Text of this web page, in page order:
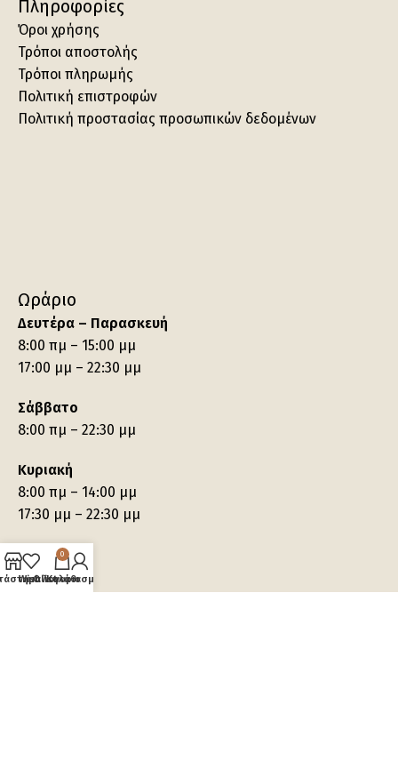
Πληροφορίες
Όροι χρήσης
Τρόποι αποστολής
Τρόποι πληρωμής
Πολιτική επιστροφών
Πολιτική προστασίας προσωπικών δεδομένων
Ωράριο
Δευτέρα – Παρασκευή
8:00 πμ – 15:00 μμ
17:00 μμ – 22:30 μμ
Σάββατο
8:00 πμ – 22:30 μμ
Κυριακή
8:00 πμ – 14:00 μμ
17:30 μμ – 22:30 μμ
Wishlist
0
Καλάθι
Ο λογαριασμός μου